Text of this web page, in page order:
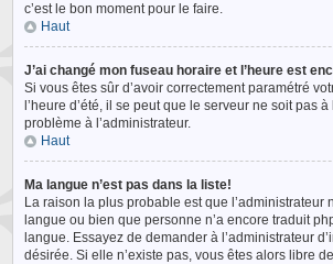
c’est le bon moment pour le faire.
Haut
J’ai changé mon fuseau horaire et l’heure est
Si vous êtes sûr d’avoir correctement paramétré
l’heure d’été, il se peut que le serveur ne soit pas
problème à l’administrateur.
Haut
Ma langue n’est pas dans la liste!
La raison la plus probable est que l’administrateur
langue ou bien que personne n’a encore traduit
langue. Essayez de demander à l’administrateur
désirée. Si elle n’existe pas, vous êtes alors libre